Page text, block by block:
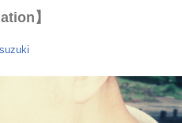
】